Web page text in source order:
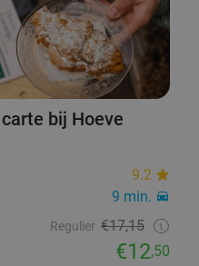
bij Hoeve
9.2
9 min.
Regulier €17,15
€12,50